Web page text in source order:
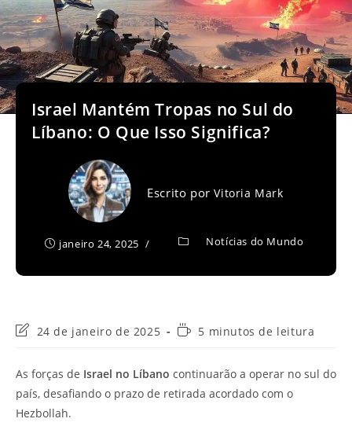
Israel Mantém Tropas no Sul do
Líbano: O Que Isso Significa?
Escrito porVitoria Mark
janeiro 24, 2025 Notícias do Mundo
Última
post:
24 de janeiro de 2025
Tempo5 minutos de leitura
As forças de Israel no Líbano continuarão a operar no sul do
país, desafiando o prazo de retirada acordado com o
Hezbollah.